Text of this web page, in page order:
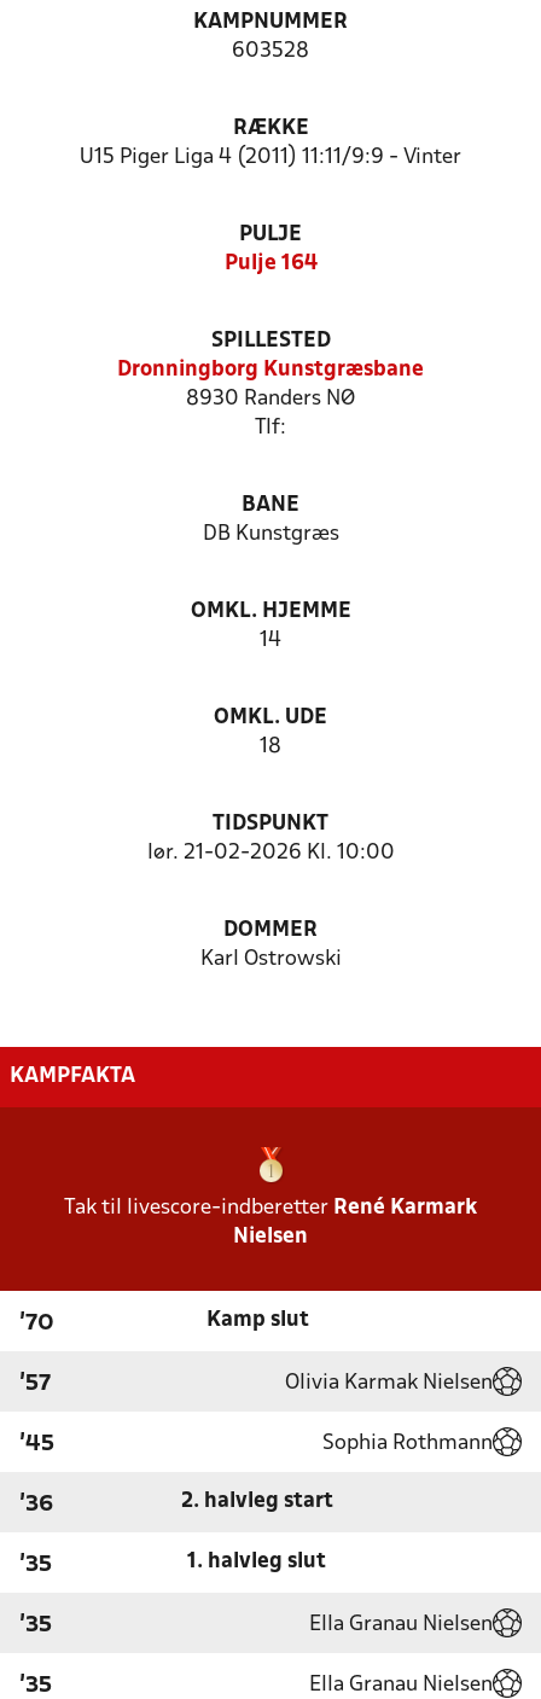
KAMPNUMMER
603528
RÆKKE
U15 Piger Liga 4 (2011) 11:11/9:9 - Vinter
PULJE
Pulje 164
SPILLESTED
Dronningborg Kunstgræsbane
8930 Randers NØ
Tlf:
BANE
DB Kunstgræs
OMKL. HJEMME
14
OMKL. UDE
18
TIDSPUNKT
lør. 21-02-2026 Kl. 10:00
DOMMER
Karl Ostrowski
KAMPFAKTA
Tak til livescore-indberetter René Karmark
Nielsen
'70 Kamp slut
'57 Olivia Karmak Nielsen
'45 Sophia Rothmann
'36 2. halvleg start
'35 1. halvleg slut
'35 Ella Granau Nielsen
'35 Ella Granau Nielsen